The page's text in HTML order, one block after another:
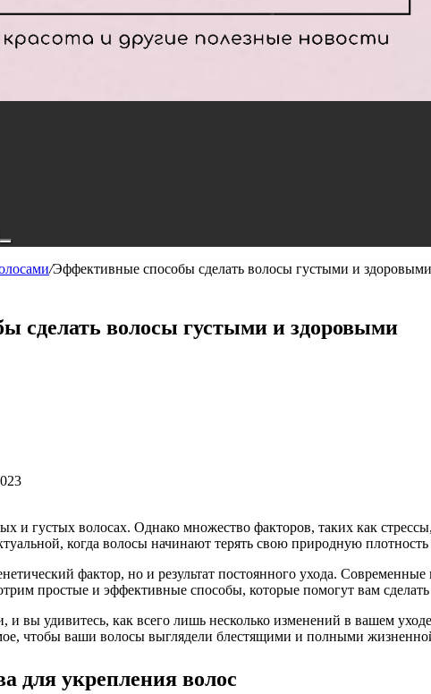
Поиск...
/Эффективные способы сделать волосы густыми и здоровыми
сделать волосы густыми и здоровыми
и густых волосах. Однако множество факторов, таких как
когда волосы начинают терять свою природную плотность
фактор, но и результат постоянного ухода.
простые и эффективные способы, которые помогут вам
и вы удивитесь, как всего лишь несколько изменений в вашем
чтобы ваши волосы выглядели блестящими и полными
для укрепления волос